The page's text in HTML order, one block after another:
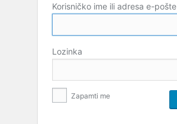
Korisničko ime ili adresa e-pošte
Lozinka
Zapamti me